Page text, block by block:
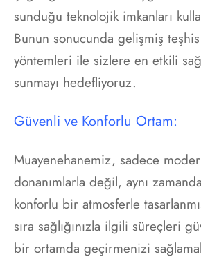
sunduğu teknolojik imkanları
Bunun sonucunda gelişmiş
yöntemleri ile sizlere en etkili
sunmayı hedefliyoruz.
Güvenli ve Konforlu Ortam:
Muayenehanemiz, sadece
donanımlarla değil, aynı
konforlu bir atmosferle
sıra sağlığınızla ilgili süreçleri
bir ortamda geçirmenizi